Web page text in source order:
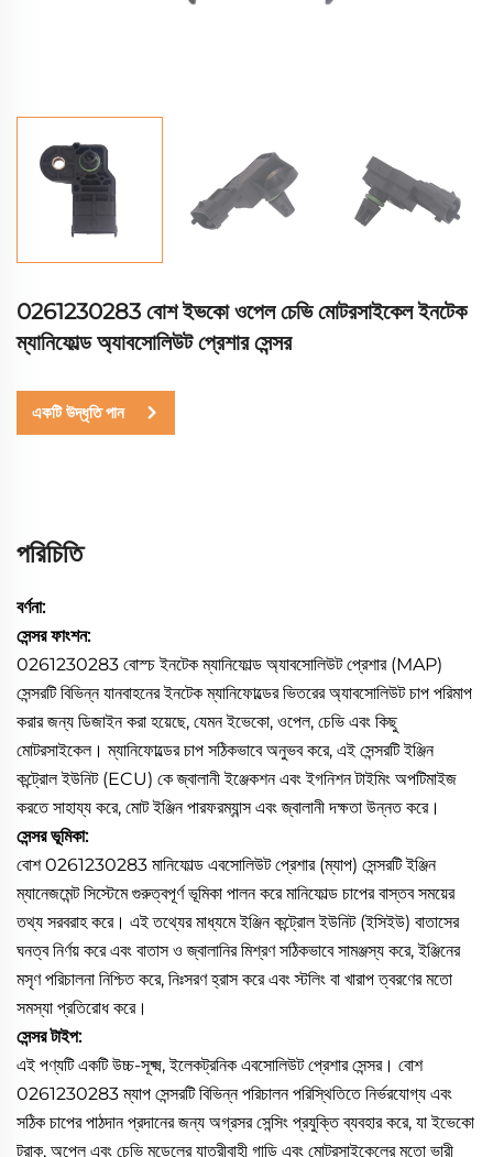
0261230283 বোশ ইভকো ওপেল চেভি মোটরসাইকেল ইনটেক
ম্যানিফোল্ড অ্যাবসোলিউট প্রেশার সেন্সর
একটি উদ্ধৃতি পান
পরিচিতি
বর্ণনা:
সেন্সর ফাংশন:
0261230283 বোস্চ ইনটেক ম্যানিফোল্ড অ্যাবসোলিউট প্রেশার (MAP)
সেন্সরটি বিভিন্ন যানবাহনের ইনটেক ম্যানিফোল্ডের ভিতরের অ্যাবসোলিউট চাপ পরিমাপ
করার জন্য ডিজাইন করা হয়েছে, যেমন ইভেকো, ওপেল, চেভি এবং কিছু
মোটরসাইকেল। ম্যানিফোল্ডের চাপ সঠিকভাবে অনুভব করে, এই সেন্সরটি ইঞ্জিন
কন্ট্রোল ইউনিট (ECU) কে জ্বালানী ইঞ্জেকশন এবং ইগনিশন টাইমিং অপটিমাইজ
করতে সাহায্য করে, মোট ইঞ্জিন পারফরম্যান্স এবং জ্বালানী দক্ষতা উন্নত করে।
সেন্সর ভূমিকা:
বোশ 0261230283 মানিফোল্ড এবসোলিউট প্রেশার (ম্যাপ) সেন্সরটি ইঞ্জিন
ম্যানেজমেন্ট সিস্টেমে গুরুত্বপূর্ণ ভূমিকা পালন করে মানিফোল্ড চাপের বাস্তব সময়ের
তথ্য সরবরাহ করে। এই তথ্যের মাধ্যমে ইঞ্জিন কন্ট্রোল ইউনিট (ইসিইউ) বাতাসের
ঘনত্ব নির্ণয় করে এবং বাতাস ও জ্বালানির মিশ্রণ সঠিকভাবে সামঞ্জস্য করে, ইঞ্জিনের
মসৃণ পরিচালনা নিশ্চিত করে, নিঃসরণ হ্রাস করে এবং স্টলিং বা খারাপ ত্বরণের মতো
সমস্যা প্রতিরোধ করে।
সেন্সর টাইপ:
এই পণ্যটি একটি উচ্চ-সূক্ষ্ম, ইলেকট্রনিক এবসোলিউট প্রেশার সেন্সর। বোশ
0261230283 ম্যাপ সেন্সরটি বিভিন্ন পরিচালন পরিস্থিতিতে নির্ভরযোগ্য এবং
সঠিক চাপের পাঠদান প্রদানের জন্য অগ্রসর সেন্সিং প্রযুক্তি ব্যবহার করে, যা ইভেকো
ট্রাক, অপেল এবং চেভি মডেলের যাত্রীবাহী গাড়ি এবং মোটরসাইকেলের মতো ভারী